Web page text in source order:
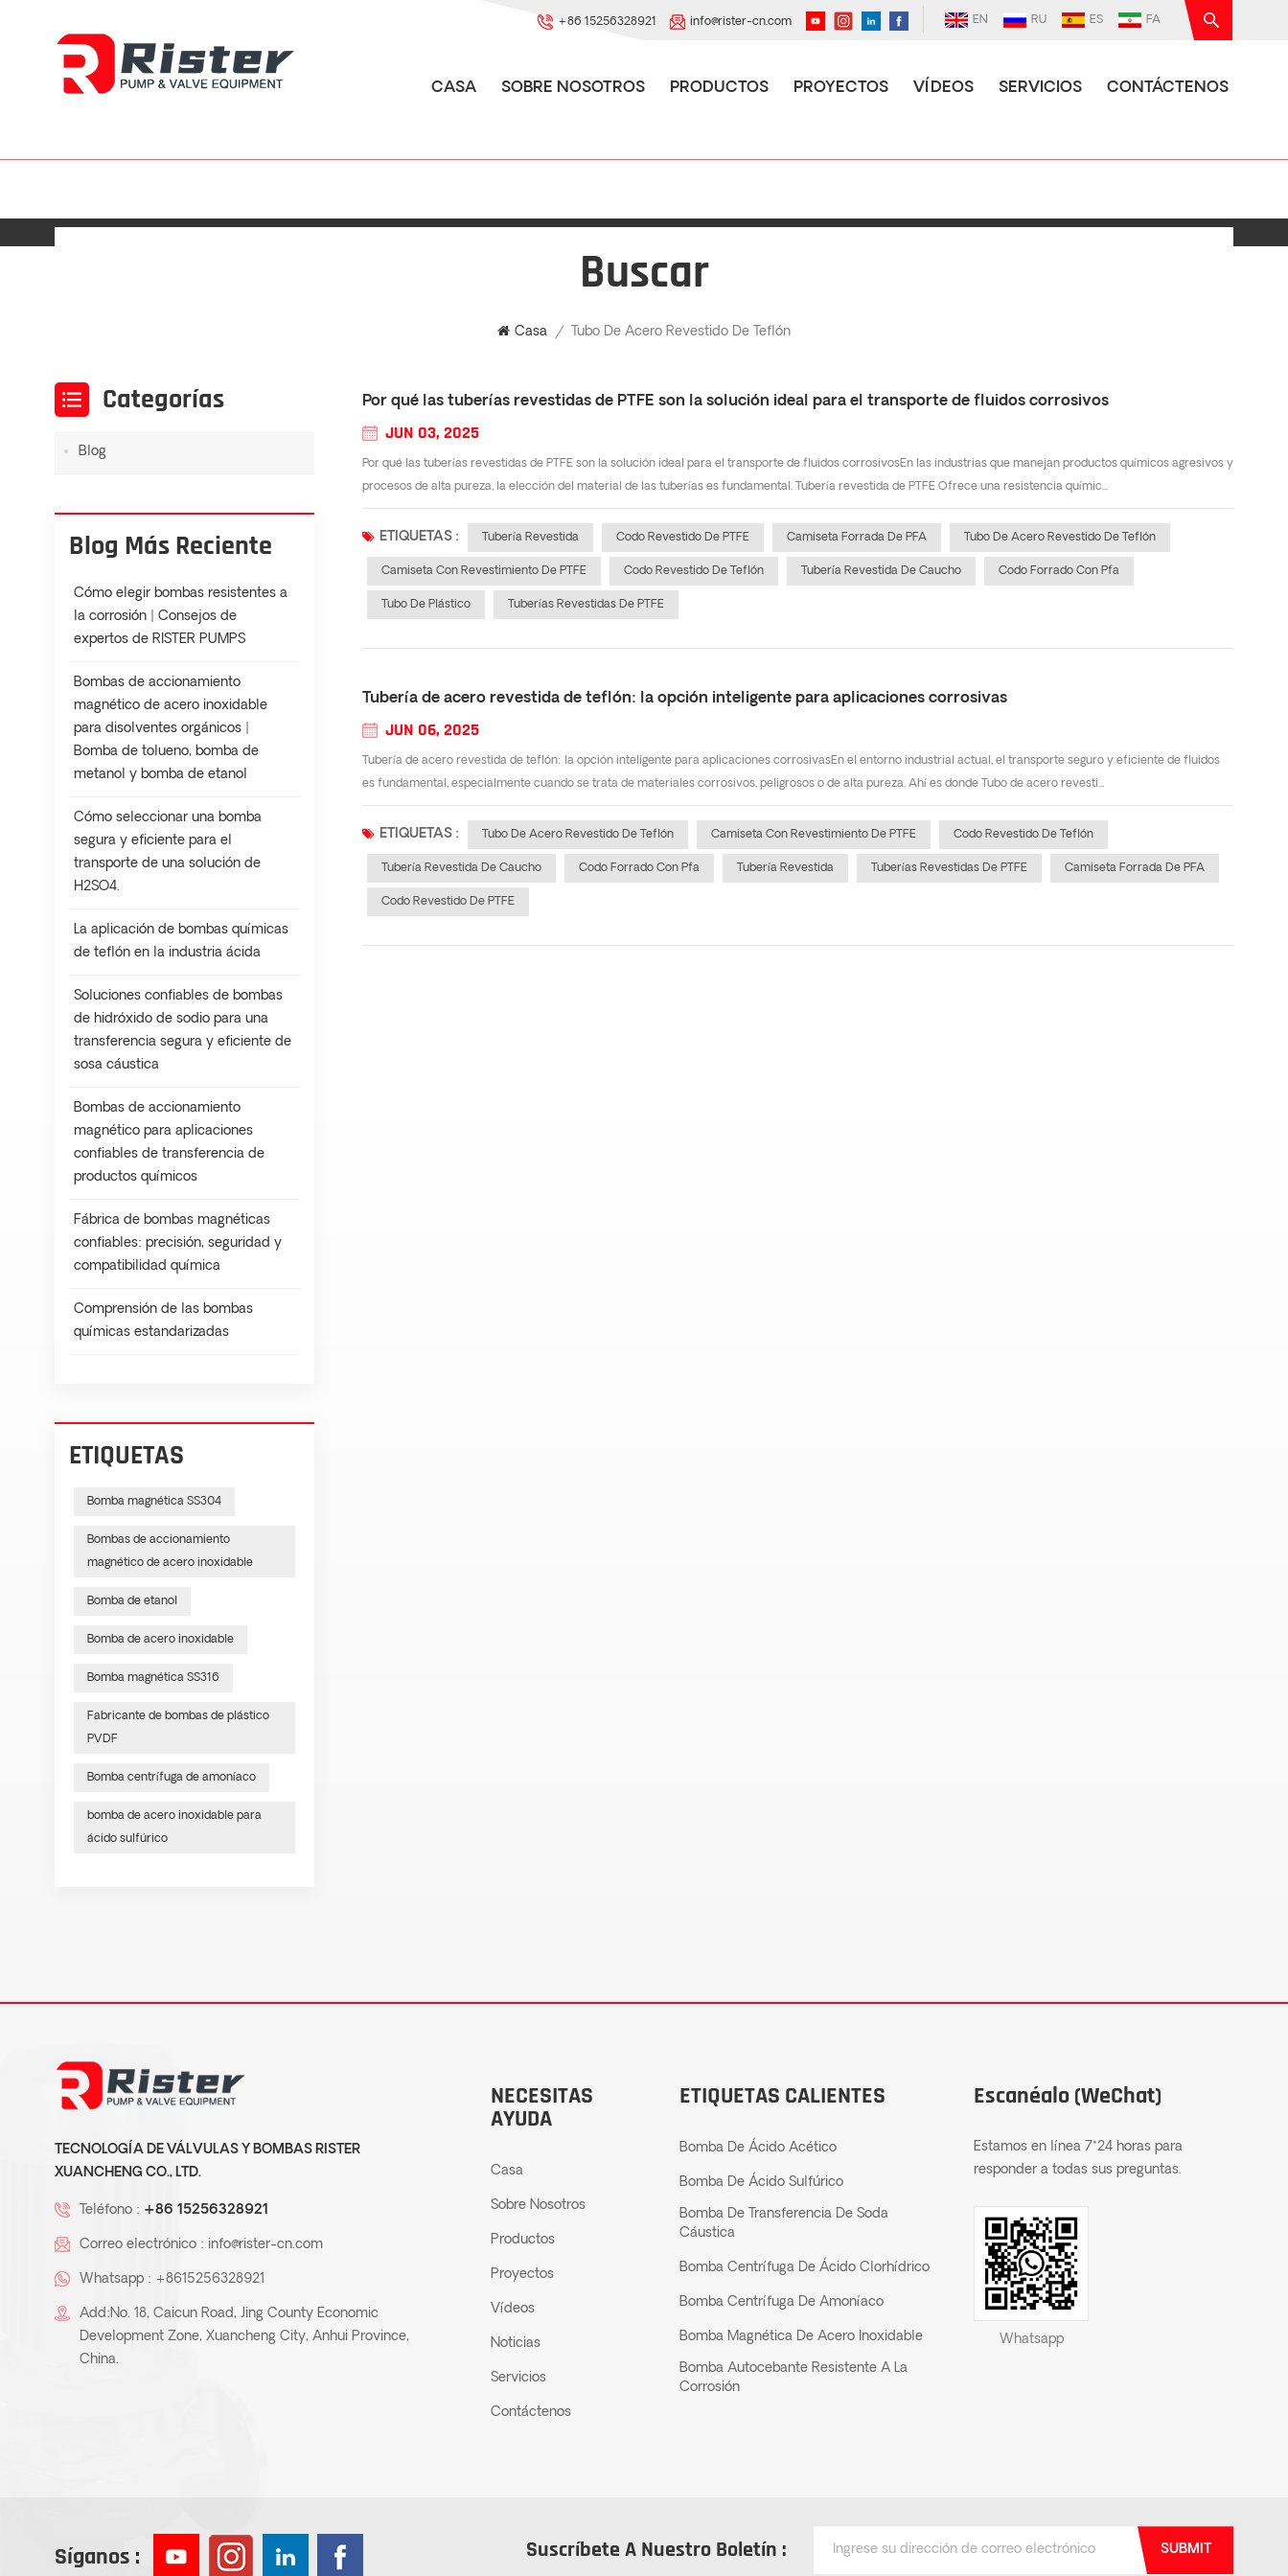
EN RU ES FA
+86 15256328921 info@rister-cn.com
CASA SOBRE NOSOTROS PRODUCTOS PROYECTOS VÍDEOS SERVICIOS CONTÁCTENOS
Buscar
Casa / Tubo De Acero Revestido De Teflón
Por qué las tuberías revestidas de PTFE son la solución ideal para el transporte de fluidos corrosivos
JUN 03, 2025
Por qué las tuberías revestidas de PTFE son la solución ideal para el transporte de fluidos corrosivosEn las industrias que manejan productos químicos agresivos y
procesos de alta pureza, la elección del material de las tuberías es fundamental. Tubería revestida de PTFE Ofrece una resistencia químic...
ETIQUETAS : Tubería Revestida Codo Revestido De PTFE Camiseta Forrada De PFA Tubo De Acero Revestido De Teflón
Camiseta Con Revestimiento De PTFE Codo Revestido De Teflón Tubería Revestida De Caucho Codo Forrado Con Pfa
Tubo De Plástico Tuberías Revestidas De PTFE
Tubería de acero revestida de teflón: la opción inteligente para aplicaciones corrosivas
JUN 06, 2025
Tubería de acero revestida de teflón: la opción inteligente para aplicaciones corrosivasEn el entorno industrial actual, el transporte seguro y eficiente de fluidos
es fundamental, especialmente cuando se trata de materiales corrosivos, peligrosos o de alta pureza. Ahí es donde Tubo de acero revesti...
ETIQUETAS : Tubo De Acero Revestido De Teflón Camiseta Con Revestimiento De PTFE Codo Revestido De Teflón
Tubería Revestida De Caucho Codo Forrado Con Pfa Tubería Revestida Tuberías Revestidas De PTFE Camiseta Forrada De PFA
Codo Revestido De PTFE
Categorías
Blog
Blog Más Reciente
Cómo elegir bombas resistentes a
la corrosión | Consejos de
expertos de RISTER PUMPS
Bombas de accionamiento
magnético de acero inoxidable
para disolventes orgánicos |
Bomba de tolueno, bomba de
metanol y bomba de etanol
Cómo seleccionar una bomba
segura y eficiente para el
transporte de una solución de
H2SO4.
La aplicación de bombas químicas
de teflón en la industria ácida
Soluciones confiables de bombas
de hidróxido de sodio para una
transferencia segura y eficiente de
sosa cáustica
Bombas de accionamiento
magnético para aplicaciones
confiables de transferencia de
productos químicos
Fábrica de bombas magnéticas
confiables: precisión, seguridad y
compatibilidad química
Comprensión de las bombas
químicas estandarizadas
ETIQUETAS
Bomba magnética SS304
Bombas de accionamiento
magnético de acero inoxidable
Bomba de etanol
Bomba de acero inoxidable
Bomba magnética SS316
Fabricante de bombas de plástico
PVDF
Bomba centrífuga de amoníaco
bomba de acero inoxidable para
ácido sulfúrico
TECNOLOGÍA DE VÁLVULAS Y BOMBAS RISTER
XUANCHENG CO., LTD.
Teléfono : +86 15256328921
Correo electrónico : info@rister-cn.com
Whatsapp : +8615256328921
Add:No. 18, Caicun Road, Jing County Economic
Development Zone, Xuancheng City, Anhui Province,
China.
NECESITAS
AYUDA
Casa
Sobre Nosotros
Productos
Proyectos
Vídeos
Noticias
Servicios
Contáctenos
ETIQUETAS CALIENTES
Bomba De Ácido Acético
Bomba De Ácido Sulfúrico
Bomba De Transferencia De Soda
Cáustica
Bomba Centrífuga De Ácido Clorhídrico
Bomba Centrífuga De Amoníaco
Bomba Magnética De Acero Inoxidable
Bomba Autocebante Resistente A La
Corrosión
Escanéalo (WeChat)
Estamos en línea 7*24 horas para
responder a todas sus preguntas.
Whatsapp
Síganos : Suscríbete A Nuestro Boletín : SUBMIT